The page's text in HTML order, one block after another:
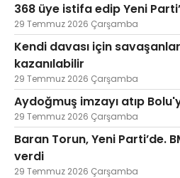
368 üye istifa edip Yeni
29 Temmuz 2026 Çarşamba
Kendi davası için
kazanılabilir
29 Temmuz 2026 Çarşamba
Aydoğmuş imzayı atıp
29 Temmuz 2026 Çarşamba
Baran Torun, Yeni Parti’de.
verdi
29 Temmuz 2026 Çarşamba